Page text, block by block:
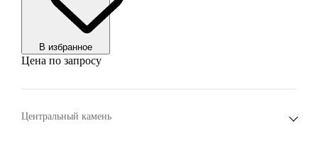
В избранноe
Цена по запросу
Центральный камень